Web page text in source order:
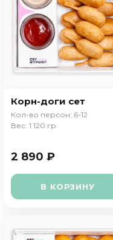
Корн-доги сет
Кол-во персон: 6-12
Вес: 1 120 гр
2 890 ₽
В КОРЗИНУ